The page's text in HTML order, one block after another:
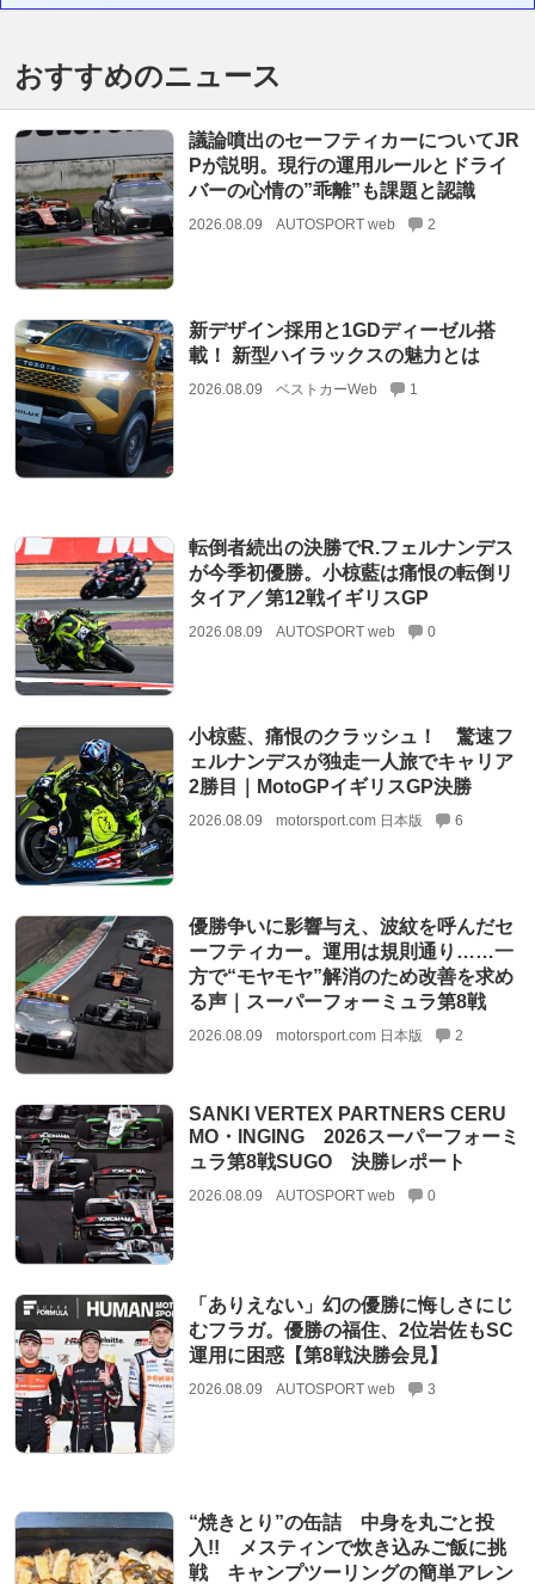
おすすめのニュース
議論噴出のセーフティカーについてJR
Pが説明。現行の運用ルールとドライ
バーの心情の”乖離”も課題と認識
2026.08.09 AUTOSPORT web 2
新デザイン採用と1GDディーゼル搭
載！ 新型ハイラックスの魅力とは
2026.08.09 ベストカーWeb 1
転倒者続出の決勝でR.フェルナンデス
が今季初優勝。小椋藍は痛恨の転倒リ
タイア／第12戦イギリスGP
2026.08.09 AUTOSPORT web 0
小椋藍、痛恨のクラッシュ！ 驚速フ
ェルナンデスが独走一人旅でキャリア
2勝目｜MotoGPイギリスGP決勝
2026.08.09 motorsport.com 日本版 6
優勝争いに影響与え、波紋を呼んだセ
ーフティカー。運用は規則通り……一
方で“モヤモヤ”解消のため改善を求め
る声｜スーパーフォーミュラ第8戦
2026.08.09 motorsport.com 日本版 2
SANKI VERTEX PARTNERS CERU
MO・INGING 2026スーパーフォーミ
ュラ第8戦SUGO 決勝レポート
2026.08.09 AUTOSPORT web 0
「ありえない」幻の優勝に悔しさにじ
むフラガ。優勝の福住、2位岩佐もSC
運用に困惑【第8戦決勝会見】
2026.08.09 AUTOSPORT web 3
“焼きとり”の缶詰 中身を丸ごと投
入!! メスティンで炊き込みご飯に挑
戦 キャンプツーリングの簡単アレン